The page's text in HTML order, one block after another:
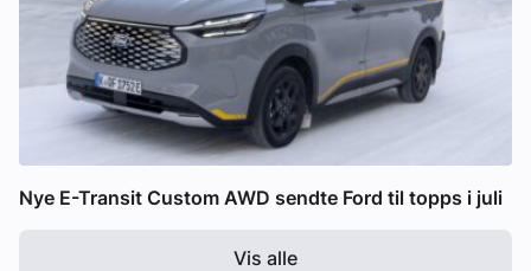
Nye E-Transit Custom AWD sendte Ford til topps i juli
Vis alle